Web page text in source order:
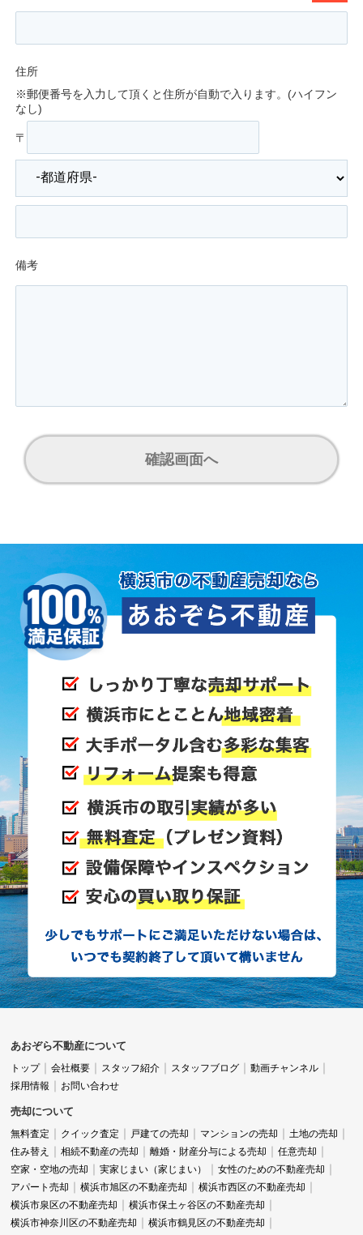
住所
※郵便番号を入力して頂くと住所が自動で入ります。(ハイフン
なし)
〒
備考
確認画面へ
あおぞら不動産について
トップ 会社概要 スタッフ紹介 スタッフブログ
動画チャンネル
採用情報
お問い合わせ
売却について
無料査定 クイック査定 戸建ての売却 マンションの売却
土地の売却
住み替え
相続不動産の売却 離婚・財産分与による売却
任意売却
空家・空地の売却
実家じまい（家じまい）
女性のための不動産売却
アパート売却
横浜市旭区の不動産売却
横浜市西区の不動産売却
横浜市泉区の不動産売却
横浜市保土ヶ谷区の不動産売却
横浜市神奈川区の不動産売却
横浜市鶴見区の不動産売却